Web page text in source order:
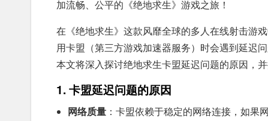
加流畅、公平的《绝地求生》游戏之旅！
在《绝地求生》这款风靡全球的多人在线射击游
用卡盟（第三方游戏加速器服务）时会遇到延迟
本文将深入探讨绝地求生卡盟延迟问题的原因，
1. 卡盟延迟问题的原因
网络质量 ：卡盟依赖于稳定的网络连接，如果